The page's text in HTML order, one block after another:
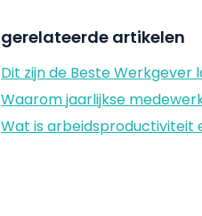
gerelateerde artikelen
Dit zijn de Beste Werkgever
Waarom jaarlijkse
Wat is arbeidsproductiviteit